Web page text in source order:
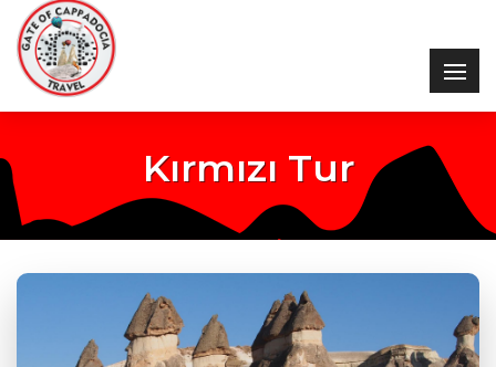
Kırmızı Tur